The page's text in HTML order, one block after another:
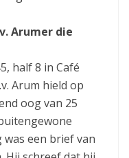
Arumer die
half 8 in Café
Arum hield op
oog van 25
een brief van